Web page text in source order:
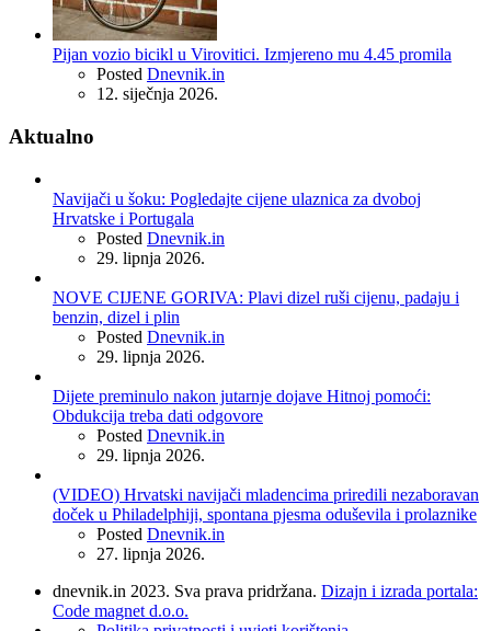
Pijan vozio bicikl u Virovitici. Izmjereno mu 4.45 promila
Posted Dnevnik.in
12. siječnja 2026.
Aktualno
Navijači u šoku: Pogledajte cijene ulaznica za dvoboj
Hrvatske i Portugala
Posted Dnevnik.in
29. lipnja 2026.
NOVE CIJENE GORIVA: Plavi dizel ruši cijenu, padaju i
benzin, dizel i plin
Posted Dnevnik.in
29. lipnja 2026.
Dijete preminulo nakon jutarnje dojave Hitnoj pomoći:
Obdukcija treba dati odgovore
Posted Dnevnik.in
29. lipnja 2026.
(VIDEO) Hrvatski navijači mladencima priredili nezaboravan
doček u Philadelphiji, spontana pjesma oduševila i prolaznike
Posted Dnevnik.in
27. lipnja 2026.
dnevnik.in 2023. Sva prava pridržana. Dizajn i izrada portala:
Code magnet d.o.o.